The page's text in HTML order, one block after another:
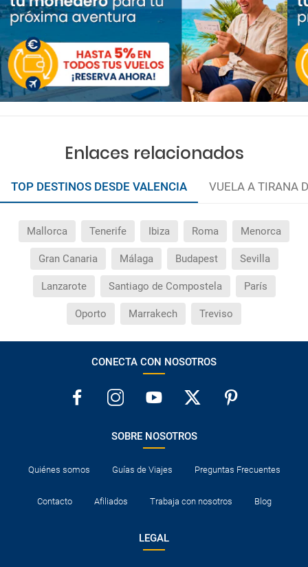
Enlaces relacionados
TOP DESTINOS DESDE VALENCIA VUELA A TIRANA
Mallorca Tenerife Ibiza Roma Menorca
Gran Canaria Málaga Budapest Sevilla
Lanzarote Santiago de Compostela París
Oporto Marrakech Treviso
CONECTA CON NOSOTROS
SOBRE NOSOTROS
Quiénes somos Guías de Viajes Preguntas Frecuentes
Contacto Afiliados Trabaja con nosotros Blog
LEGAL